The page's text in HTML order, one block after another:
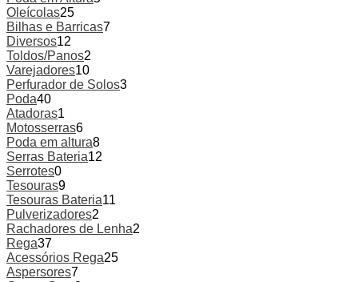
Oleícolas25
Bilhas e Barricas7
Diversos12
Toldos/Panos2
Varejadores10
Perfurador de Solos3
Poda40
Atadoras1
Motosserras6
Poda em altura8
Serras Bateria12
Serrotes0
Tesouras9
Tesouras Bateria11
Pulverizadores2
Rachadores de Lenha2
Rega37
Acessórios Rega25
Aspersores7